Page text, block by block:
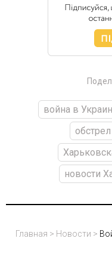
война в
обстрел
новости
Главная > Новости >